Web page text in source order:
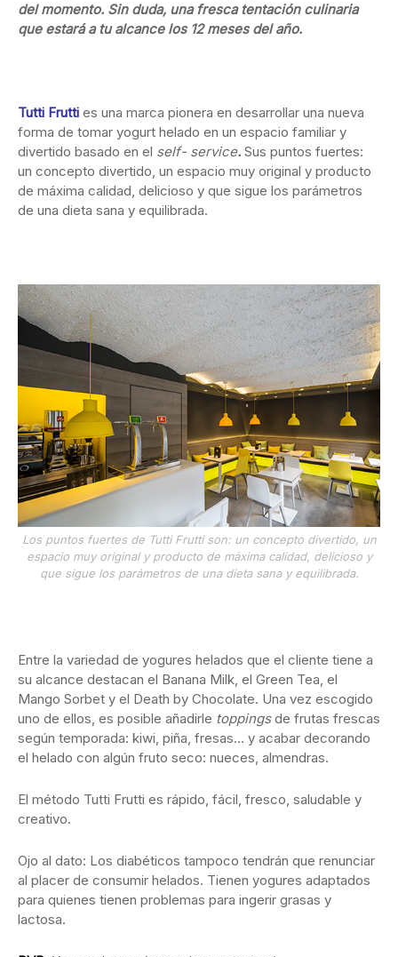
del momento. Sin duda, una fresca tentación culinaria
que estará a tu alcance los 12 meses del año.
Tutti Frutti es una marca pionera en desarrollar una nueva
forma de tomar yogurt helado en un espacio familiar y
divertido basado en el self- service. Sus puntos fuertes:
un concepto divertido, un espacio muy original y producto
de máxima calidad, delicioso y que sigue los parámetros
de una dieta sana y equilibrada.
Los puntos fuertes de Tutti Frutti son: un concepto divertido, un
espacio muy original y producto de máxima calidad, delicioso y
que sigue los parámetros de una dieta sana y equilibrada.
Entre la variedad de yogures helados que el cliente tiene a
su alcance destacan el Banana Milk, el Green Tea, el
Mango Sorbet y el Death by Chocolate. Una vez escogido
uno de ellos, es posible añadirle toppingsde frutas frescas
según temporada: kiwi, piña, fresas… y acabar decorando
el helado con algún fruto seco: nueces, almendras.
El método Tutti Frutti es rápido, fácil, fresco, saludable y
creativo.
Ojo al dato: Los diabéticos tampoco tendrán que renunciar
al placer de consumir helados. Tienen yogures adaptados
para quienes tienen problemas para ingerir grasas y
lactosa.